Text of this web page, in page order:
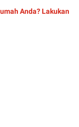
Anda? Lakukan